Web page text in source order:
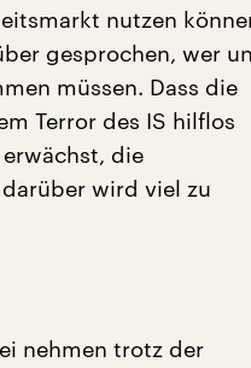
nutzen
gesprochen, wer
müssen. Dass die
Terror des IS hilflos
die
wird viel zu
nehmen trotz der